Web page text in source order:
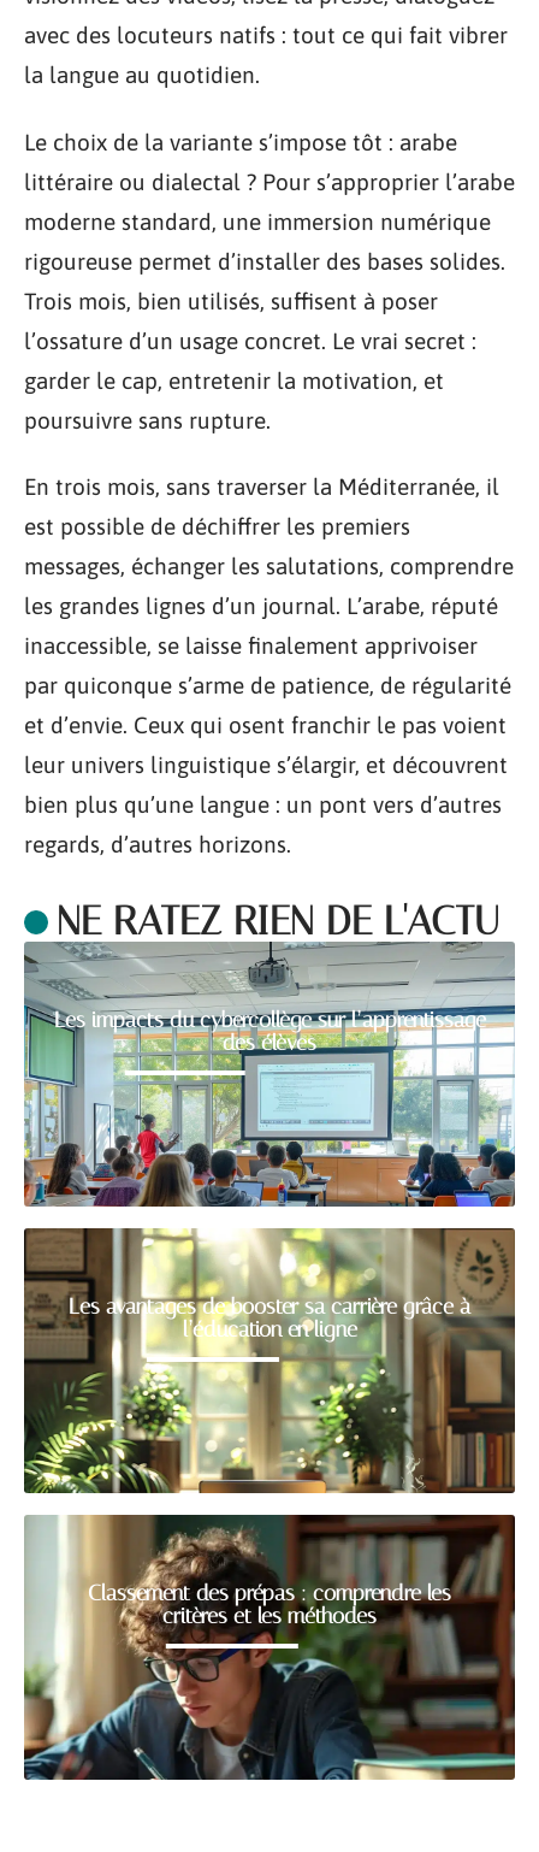
avec des locuteurs natifs : tout ce qui fait vibrer
la langue au quotidien.
Le choix de la variante s’impose tôt : arabe
littéraire ou dialectal ? Pour s’approprier l’arabe
moderne standard, une immersion numérique
rigoureuse permet d’installer des bases solides.
Trois mois, bien utilisés, suffisent à poser
l’ossature d’un usage concret. Le vrai secret :
garder le cap, entretenir la motivation, et
poursuivre sans rupture.
En trois mois, sans traverser la Méditerranée, il
est possible de déchiffrer les premiers
messages, échanger les salutations, comprendre
les grandes lignes d’un journal. L’arabe, réputé
inaccessible, se laisse finalement apprivoiser
par quiconque s’arme de patience, de régularité
et d’envie. Ceux qui osent franchir le pas voient
leur univers linguistique s’élargir, et découvrent
bien plus qu’une langue : un pont vers d’autres
regards, d’autres horizons.
NE RATEZ RIEN DE L'ACTU
Les impacts du cybercollège sur l’apprentissage
des élèves
Les avantages de booster sa carrière grâce à
l’éducation en ligne
Classement des prépas : comprendre les
critères et les méthodes